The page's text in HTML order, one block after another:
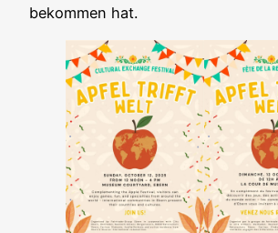
bekommen hat.